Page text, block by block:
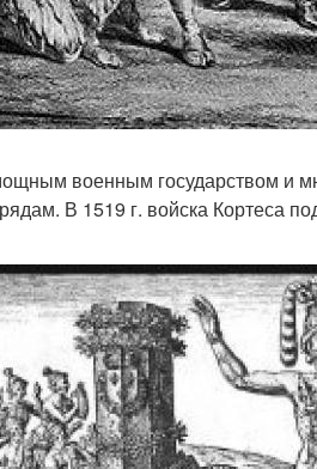
военным государством и
В 1519 г. войска Кортеса